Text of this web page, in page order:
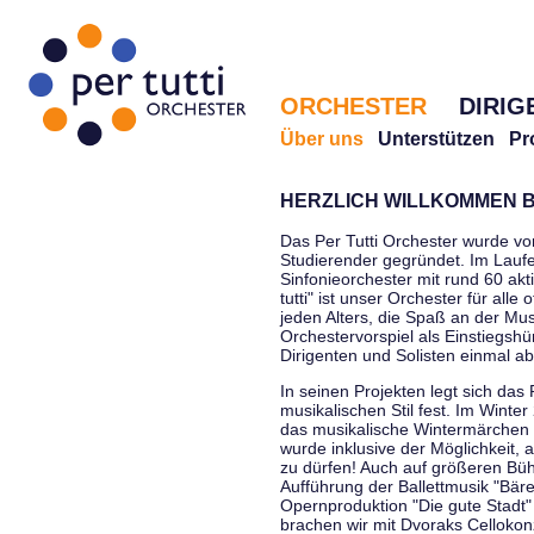
ORCHESTER
Über uns Unterstützen
HERZLICH WILLKOMMEN
Das Per Tutti Orchester wurde
Studierender gegründet. Im
Sinfonieorchester mit rund 60
tutti" ist unser Orchester für alle
jeden Alters, die Spaß an der
Orchestervorspiel als
Dirigenten und Solisten einmal
In seinen Projekten legt sich das
musikalischen Stil fest. Im
das musikalische
wurde inklusive der Möglichkeit,
zu dürfen! Auch auf größeren
Aufführung der Ballettmusik
Opernproduktion "Die gute
brachen wir mit Dvoraks